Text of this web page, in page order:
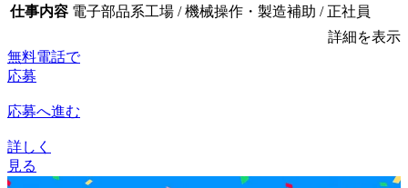
仕事内容 電子部品系工場 / 機械操作・製造補助 / 正社員
詳細を表示
無料電話で
応募
応募へ進む
詳しく
見る